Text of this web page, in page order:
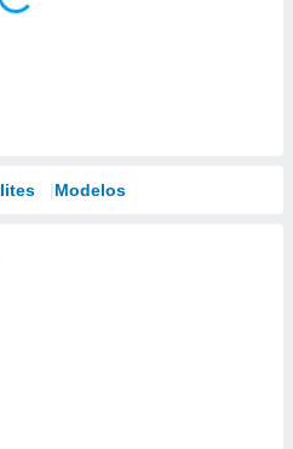
Modelos